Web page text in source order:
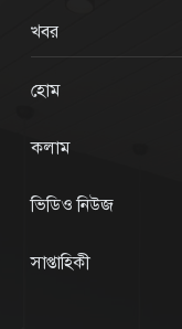
খবর
হোম
কলাম
ভিডিও নিউজ
সাপ্তাহিকী